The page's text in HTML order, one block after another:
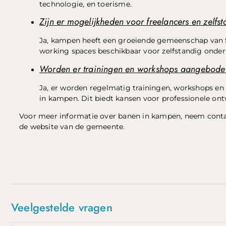
technologie, en toerisme.
Zijn er mogelijkheden voor freelancers en
Ja, kampen heeft een groeiende gemeenschap
working spaces beschikbaar voor zelfstandig
Worden er trainingen en workshops
Ja, er worden regelmatig trainingen, workshops
in kampen. Dit biedt kansen voor professionele
Voor meer informatie over banen in kampen, neem
de website van de gemeente.
Veelgestelde vragen